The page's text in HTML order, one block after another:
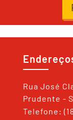
Rua José
Prudente -
Telefone: